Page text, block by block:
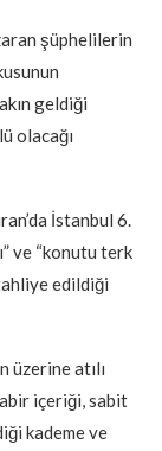
şüphelilerin
geldiği
olacağı
İstanbul 6.
ve “konutu terk
edildiği
üzerine atılı
içeriği, sabit
kademe ve